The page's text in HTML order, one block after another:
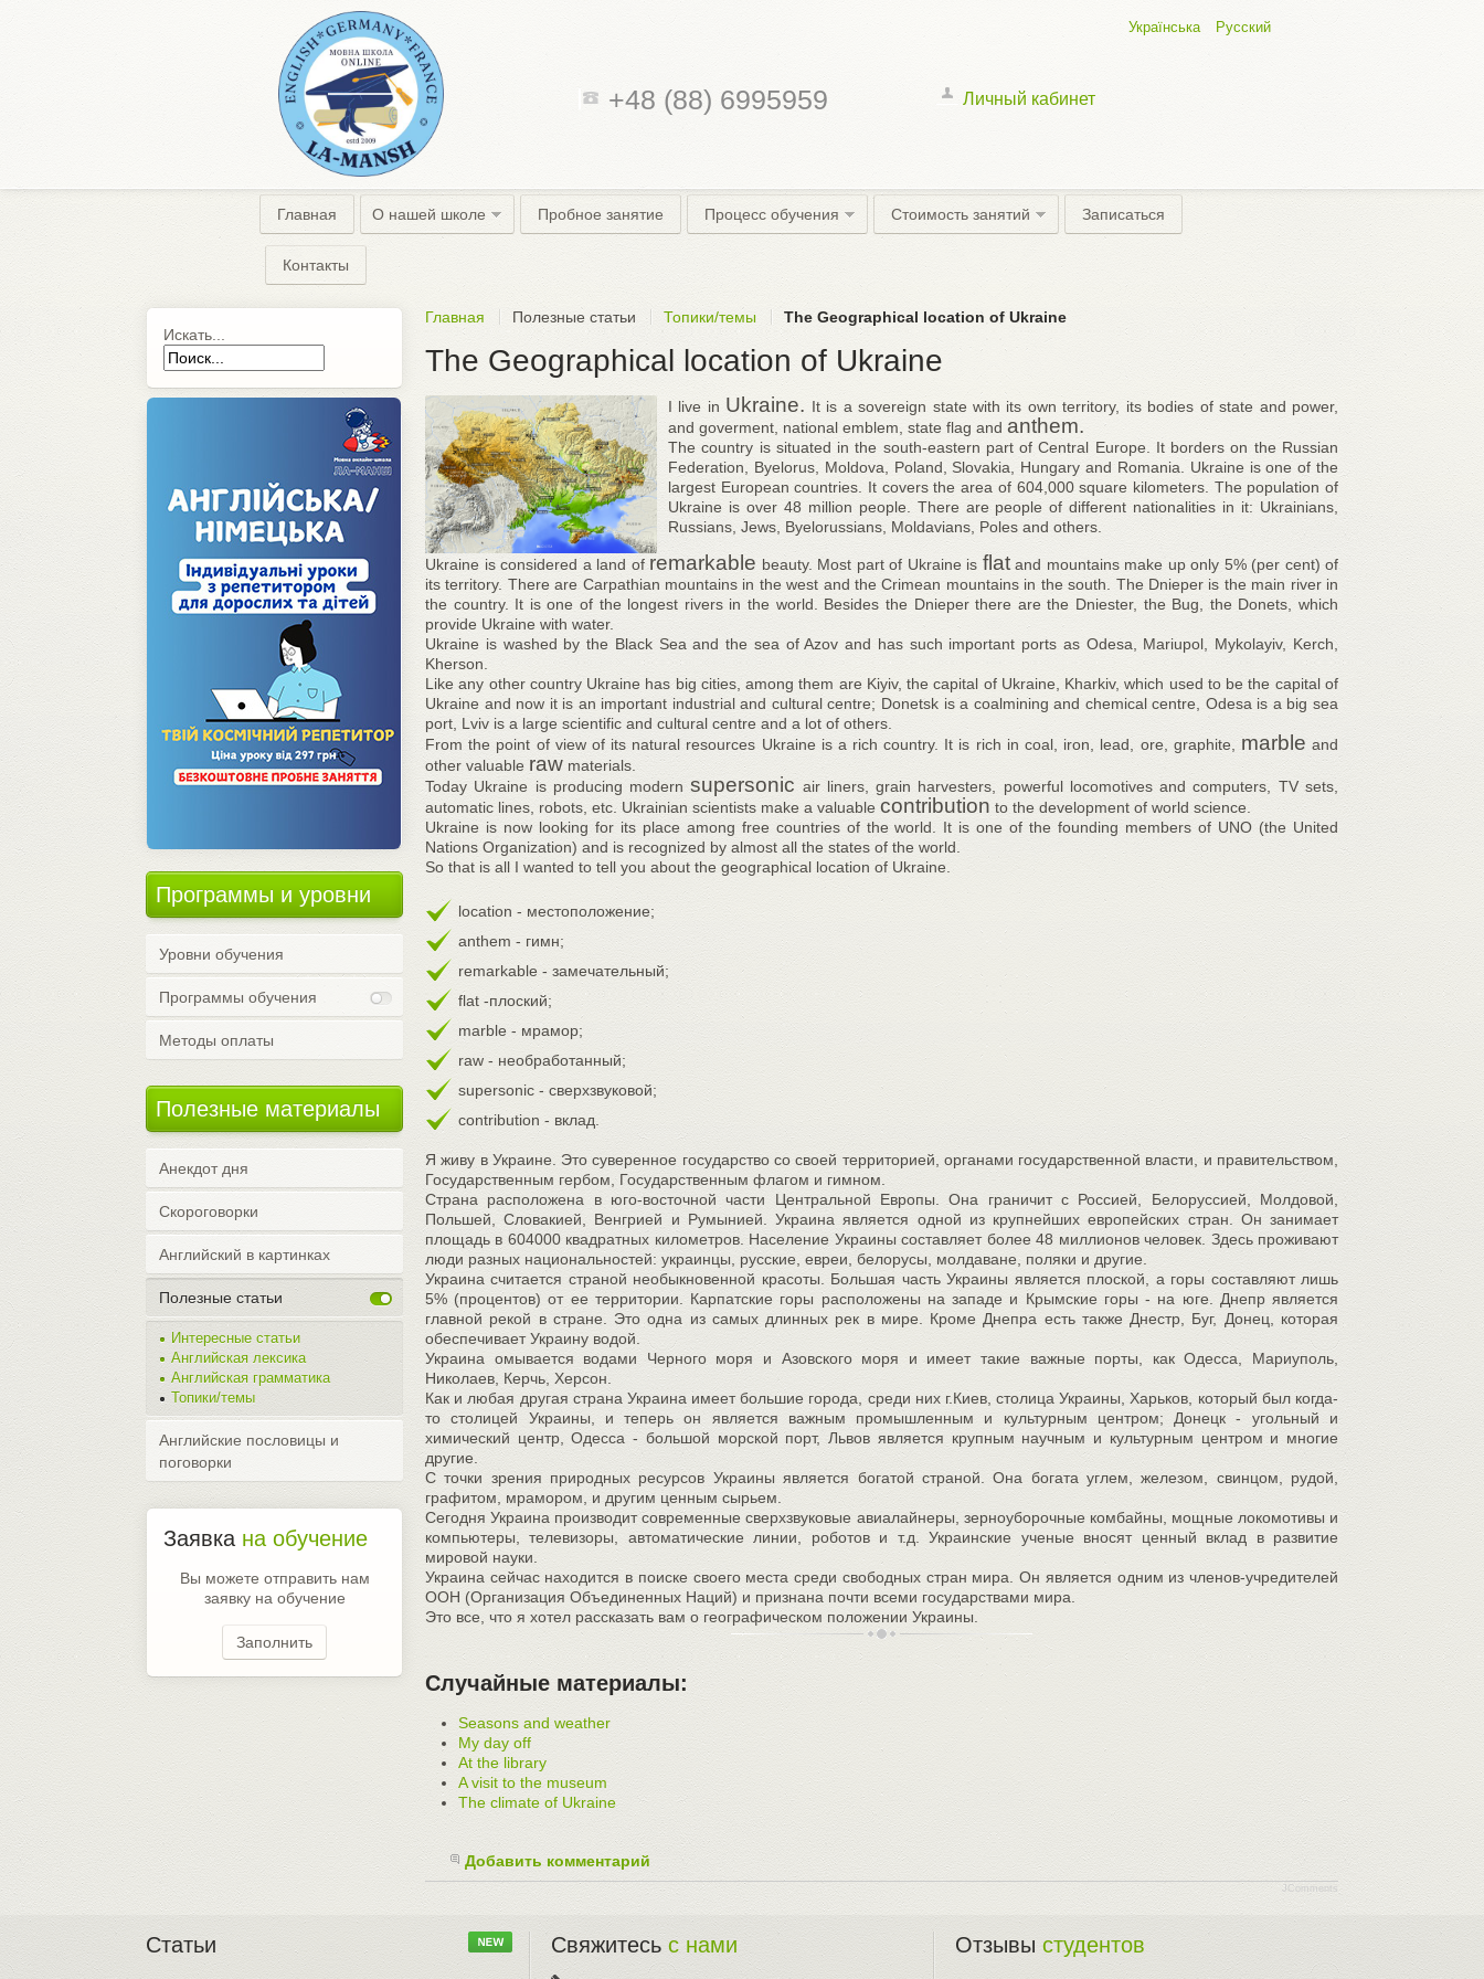
Українська Русский
Личный кабинет
+48 (88) 6995959
Главная О нашей школе Пробное занятие Процесс обучения Стоимость занятий Записаться
Контакты
Главная Полезные статьи Топики/темы The Geographical location of Ukraine
The Geographical location of Ukraine
I live in Ukraine. It is a sovereign state with its own territory, its bodies of state and power,
and goverment, national emblem, state flag and anthem.
The country is situated in the south-eastern part of Central Europe. It borders on the Russian
Federation, Byelorus, Moldova, Poland, Slovakia, Hungary and Romania. Ukraine is one of the
largest European countries. It covers the area of 604,000 square kilometers. The population of
Ukraine is over 48 million people. There are people of different nationalities in it: Ukrainians,
Russians, Jews, Byelorussians, Moldavians, Poles and others.
Ukraine is considered a land of remarkable beauty. Most part of Ukraine is flatand mountains make up only 5% (per cent) of
its territory. There are Carpathian mountains in the west and the Crimean mountains in the south. The Dnieper is the main river in
the country. It is one of the longest rivers in the world. Besides the Dnieper there are the Dniester, the Bug, the Donets, which
provide Ukraine with water.
Ukraine is washed by the Black Sea and the sea of Azov and has such important ports as Odesa, Mariupol, Mykolayiv, Kerch,
Kherson.
Like any other country Ukraine has big cities, among them are Kiyiv, the capital of Ukraine, Kharkiv, which used to be the capital of
Ukraine and now it is an important industrial and cultural centre; Donetsk is a coalmining and chemical centre, Odesa is a big sea
port, Lviv is a large scientific and cultural centre and a lot of others.
From the point of view of its natural resources Ukraine is a rich country. It is rich in coal, iron, lead, ore, graphite, marble and
other valuable raw materials.
Today Ukraine is producing modernsupersonic air liners, grain harvesters, powerful locomotives and computers, TV sets,
automatic lines, robots, etc. Ukrainian scientists make a valuable contribution to the development of world science.
Ukraine is now looking for its place among free countries of the world. It is one of the founding members of UNO (the United
Nations Organization) and is recognized by almost all the states of the world.
So that is all I wanted to tell you about the geographical location of Ukraine.
location - местоположение;
anthem - гимн;
remarkable - замечательный;
flat -плоский;
marble - мрамор;
raw - необработанный;
supersonic - сверхзвуковой;
contribution - вклад.
Я живу в Украине. Это суверенное государство со своей территорией, органами государственной власти, и правительством,
Государственным гербом, Государственным флагом и гимном.
Страна расположена в юго-восточной части Центральной Европы. Она граничит с Россией, Белоруссией, Молдовой,
Польшей, Словакией, Венгрией и Румынией. Украина является одной из крупнейших европейских стран. Он занимает
площадь в 604000 квадратных километров. Население Украины составляет более 48 миллионов человек. Здесь проживают
люди разных национальностей: украинцы, русские, евреи, белорусы, молдаване, поляки и другие.
Украина считается страной необыкновенной красоты. Большая часть Украины является плоской, а горы составляют лишь
5% (процентов) от ее территории. Карпатские горы расположены на западе и Крымские горы - на юге. Днепр является
главной рекой в стране. Это одна из самых длинных рек в мире. Кроме Днепра есть также Днестр, Буг, Донец, которая
обеспечивает Украину водой.
Украина омывается водами Черного моря и Азовского моря и имеет такие важные порты, как Одесса, Мариуполь,
Николаев, Керчь, Херсон.
Как и любая другая страна Украина имеет большие города, среди них г.Киев, столица Украины, Харьков, который был когда-
то столицей Украины, и теперь он является важным промышленным и культурным центром; Донецк - угольный и
химический центр, Одесса - большой морской порт, Львов является крупным научным и культурным центром и многие
другие.
С точки зрения природных ресурсов Украины является богатой страной. Она богата углем, железом, свинцом, рудой,
графитом, мрамором, и другим ценным сырьем.
Сегодня Украина производит современные сверхзвуковые авиалайнеры, зерноуборочные комбайны, мощные локомотивы и
компьютеры, телевизоры, автоматические линии, роботов и т.д. Украинские ученые вносят ценный вклад в развитие
мировой науки.
Украина сейчас находится в поиске своего места среди свободных стран мира. Он является одним из членов-учредителей
ООН (Организация Объединенных Наций) и признана почти всеми государствами мира.
Это все, что я хотел рассказать вам о географическом положении Украины.
Случайные материалы:
Seasons and weather
My day off
At the library
A visit to the museum
The climate of Ukraine
Добавить комментарий
JComments
Искать...
Программы и уровни
Уровни обучения
Программы обучения
Методы оплаты
Полезные материалы
Анекдот дня
Скороговорки
Английский в картинках
Полезные статьи
Интересные статьи
Английская лексика
Английская грамматика
Топики/темы
Английские пословицы и
поговорки
Заявка на обучение
Вы можете отправить нам
заявку на обучение
Заполнить
Статьи Свяжитесьс нами Отзывы студентов